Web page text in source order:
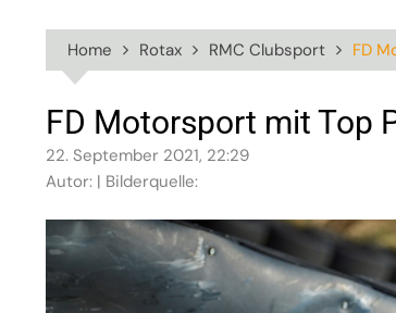
Home Rotax RMC Clubsport FD
FD Motorsport mit Top
22. September 2021, 22:29
Autor: | Bilderquelle: